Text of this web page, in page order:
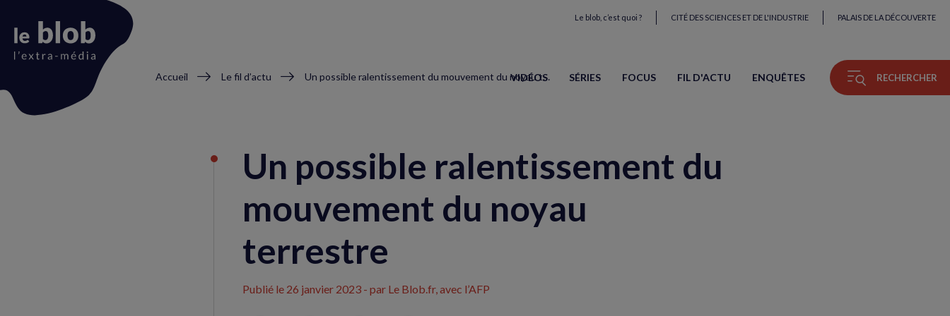
Le blob, c’est quoi ? CITÉ DES SCIENCES ET DE L'INDUSTRIE PALAIS DE LA DÉCOUVERTE
VIDÉOS SÉRIES FOCUS FIL D'ACTU ENQUÊTES RECHERCHER
Fil
Accueil Le fil d’actu Un possible ralentissement du mouvement du noyau terrestre
Un possible ralentissement du
mouvement du noyau
terrestre
Publié le 26 janvier 2023 - par Le Blob.fr, avec l’AFP